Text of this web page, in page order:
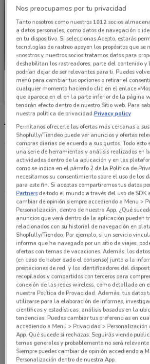
Bershka
Caduca el 29/06 1.3 km
Tienda Bershka y horario
Av. Patriotismocol. San Pedro De
Pedro De Los Pinos, 229 Ciudad
1.3 km
ABIERTO
Viaducto Esq. Avenida Cuauhtemoc
Delegacion Benito Juarez, 462
2.2 km
ABIERTO
Av. Universidad Esq. Parroquia
Atoyac Delegacion Benito Juarez
México
2.6 km
ABIERTO
Paseo De La Reforma Zona Rosa
Ciudad De México
4.4 km
ABIERTO
Av Miguel Ángel de Quevedo, 227
Nos preocupamos por tu privacidad
Tanto nosotros como nuestros 1012socios
a datos personales, como datos de navegación o
en tu dispositivo. Si seleccionas Acepto, estarás
tecnologías de rastreo apoyen los propósitos que se
«nosotros y nuestros socios tratamos datos para
deshabilitan los rastreadores, parte del contenido y
podrían dejar de ser relevantes para ti. Puedes
menú para cambiar tus opciones o retirar el
cualquier momento haciendo clic en el enlace
que aparece en el en la parte inferior de la página
tendrán efecto dentro de nuestro Sitio web. Para
nuestra política de privacidad.Privacy policy
Permítanos ofrecerle las ofertas más cercanas a
Shopfully/Tiendeo puede ver anuncios y ofertas
compras diarias de acuerdo a sus gustos. Todo esto
una serie de herramientas y análisis realizados en
actividades dentro de la aplicación y en las
como se indica en el párrafo 2 de la Política de
necesitamos su consentimiento sobre el uso de los
para este fin. Si aceptas compartiremos tus datos
Partners de todo el mundo a través del uso de SDK
cambiar de opinión siempre accediendo a Menu >
Personalización, dentro de nuestra App. ¿Qué
anuncios que verá dentro de la aplicación pueden
relacionados con su historial de navegación en
Shopfully/Tiendeo. Por ejemplo, si un servicio
informa que ha navegado por un sitio de viajes,
ofertas con temas de vacaciones. Además, los
(en caso de haber dado el consenso) junto a la
prestaciones de red, y los identificadores del
recopilados y compartidos con terceros para
conexión de las redes wireless, como detallado en
nuestra Política de Provacidad. Además, tus datos
utilizarse para la elaboración de informes,
científicas y estadísticas, análisis basados en la
tendencias. Puedes cambiar tus preferencias en
accediendo a Menú > Privacidad > Personalización
App. Qué sucede si rechazas: Seguirás viendo
temas generales y probablemente no será
Siempre puedes cambiar de opinión accediendo a
Personalización dentro de nuestra App.